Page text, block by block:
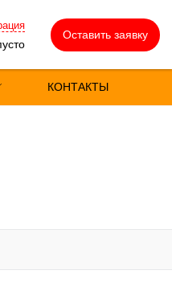
Оставить заявку
КОНТАКТЫ